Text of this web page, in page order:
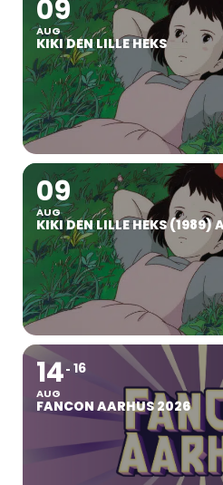
09
AUG
KIKI DEN LILLE HEKS
09
AUG
KIKI DEN LILLE HEKS
14
AUG
16
FANCON AARHUS 2026